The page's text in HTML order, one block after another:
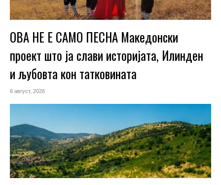
ОВА НЕ Е САМО ПЕСНА Македонски
проект што ја слави историјата, Илинден
и љубовта кон татковината
6 август, 2026